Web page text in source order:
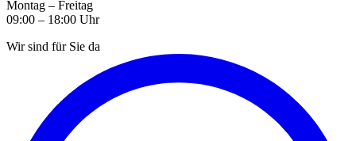
Montag – Freitag
09:00 – 18:00 Uhr
Wir sind für Sie da